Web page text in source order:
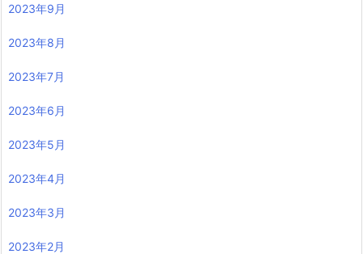
2023年9月
2023年8月
2023年7月
2023年6月
2023年5月
2023年4月
2023年3月
2023年2月